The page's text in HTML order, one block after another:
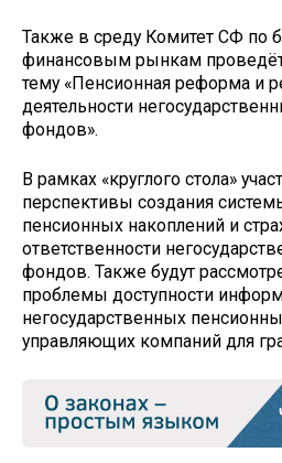
Также в среду Комитет СФ по
финансовым рынкам проведёт
тему «Пенсионная реформа и
деятельности
фондов».
В рамках «круглого стола»
перспективы создания
пенсионных накоплений и
ответственности
фондов. Также будут
проблемы доступности
негосударственных
управляющих компаний для